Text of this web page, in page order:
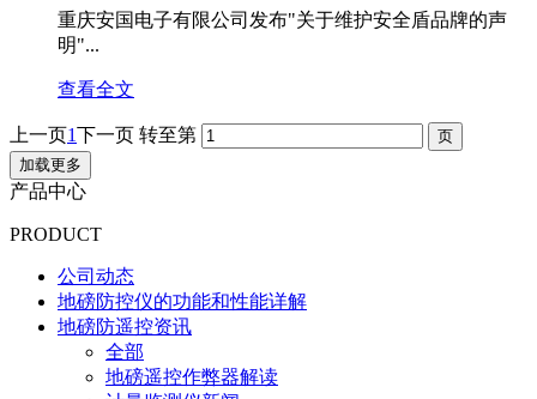
重庆安国电子有限公司发布"关于维护安全盾品牌的声
明"...
查看全文
上一页1下一页 转至第
加载更多
产品中心
PRODUCT
公司动态
地磅防控仪的功能和性能详解
地磅防遥控资讯
全部
地磅遥控作弊器解读